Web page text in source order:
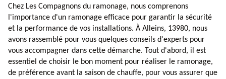
Chez Les Compagnons du ramonage, nous comprenons
l'importance d'un ramonage efficace pour garantir la sécurité
et la performance de vos installations. À Alleins, 13980, nous
avons rassemblé pour vous quelques conseils d'experts pour
vous accompagner dans cette démarche. Tout d'abord, il est
essentiel de choisir le bon moment pour réaliser le ramonage,
de préférence avant la saison de chauffe, pour vous assurer que